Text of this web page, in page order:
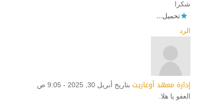
شكرا
تحميل...
الرد
إدارة معهد أوغاريت بتاريخ أبريل 30, 2025 - 9:05 ص
العفو يا هلا.